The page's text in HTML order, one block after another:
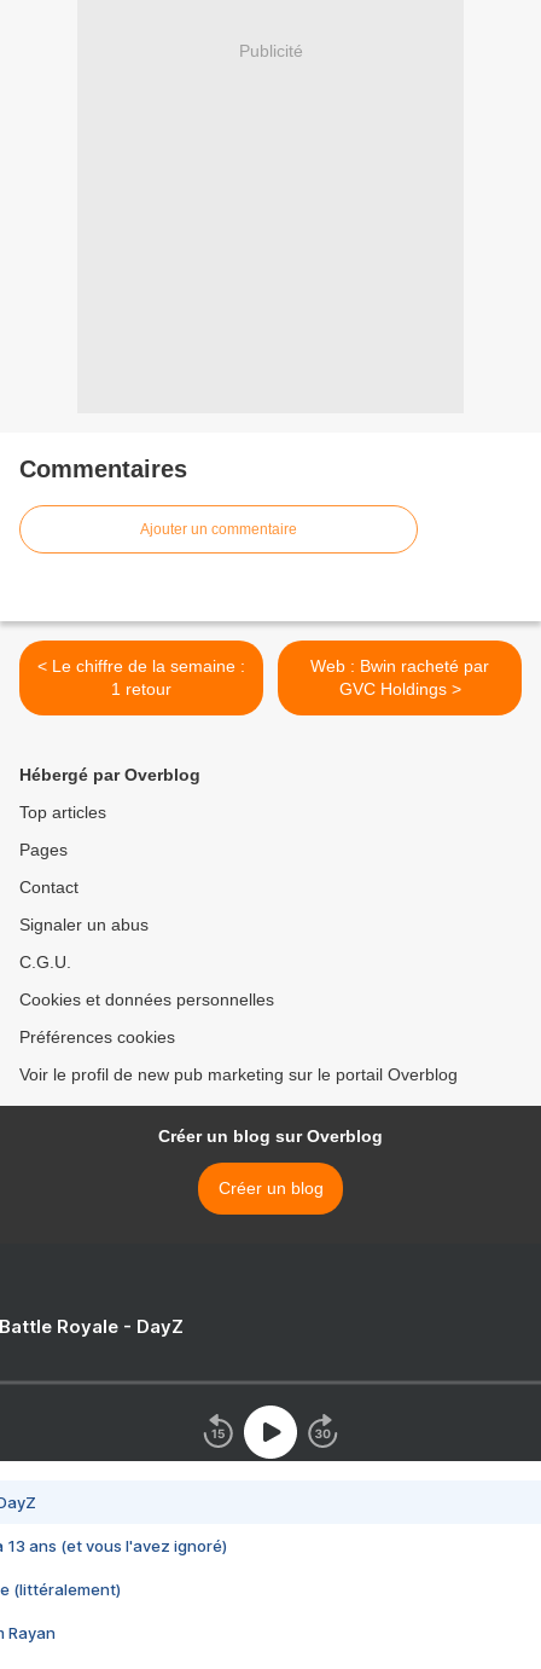
Publicité
Commentaires
Ajouter un commentaire
< Le chiffre de la semaine :
1 retour
Web : Bwin racheté par
GVC Holdings >
Hébergé par Overblog
Top articles
Pages
Contact
Signaler un abus
C.G.U.
Cookies et données personnelles
Préférences cookies
Voir le profil de new pub marketing sur le portail Overblog
Créer un blog sur Overblog
Créer un blog
Royale - DayZ
13 ans (et vous l'avez ignoré)
(littéralement)
Rayan